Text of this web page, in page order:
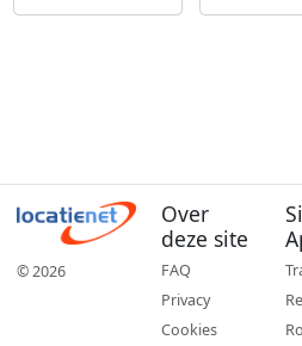
© 2026
Over
deze site
FAQ
Privacy
Cookies